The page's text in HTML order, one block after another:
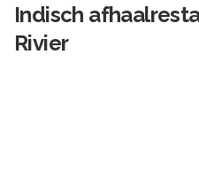
Indisch
Rivier